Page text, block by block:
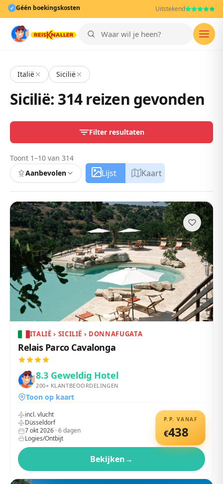
✓ Géén boekingskosten Uitstekend
Italië Sicilië
Sicilië: 314 reizen gevonden
Filter resultaten
Toont 1–10 van 314
Aanbevolen
Lijst Kaart
ITALIË › SICILIË › DONNAFUGATA
Relais Parco Cavalonga
8.3 Geweldig Hotel
200+ KLANTBEOORDELINGEN
Toon op kaart
P.P. VANAF
€438
incl. vlucht
Düsseldorf
7 okt 2026 ·6dagen
Logies/Ontbijt
Bekijken→